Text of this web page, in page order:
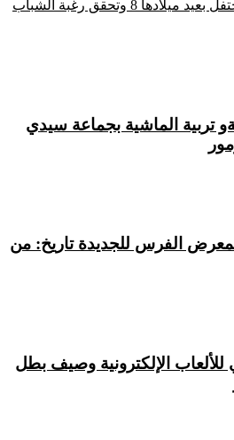
رياضة.. “city club” تحتفل بعيد ميلادها 8 وتحقق رغبة الشباب
تربية الماشية بجماعة سيدي
الفرس للجديدة تاريخ: من
للألعاب الإلكترونية وصيف بطل